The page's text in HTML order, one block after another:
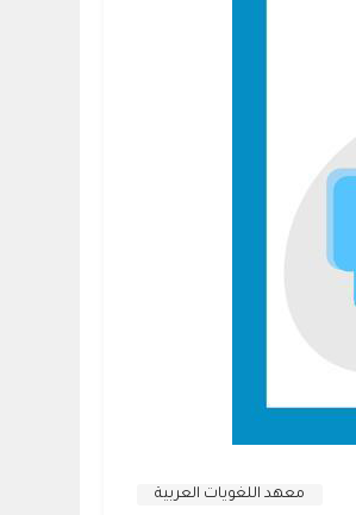
معهد اللغويات العربية